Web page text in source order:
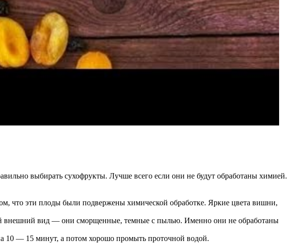
выбирать сухофрукты. Лучше всего если они не будут обработаны химией.
что эти плоды были подвержены химической обработке. Яркие цвета вишни,
внешний вид — они сморщенные, темные с пылью. Именно они не обработаны
10 — 15 минут, а потом хорошо промыть проточной водой.